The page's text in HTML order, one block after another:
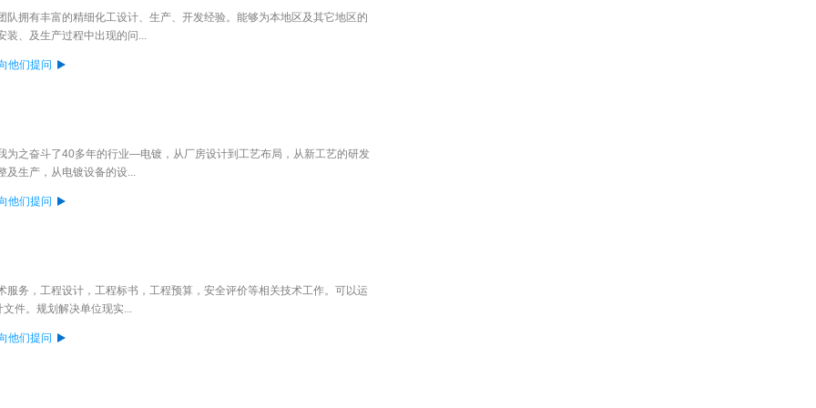
队拥有丰富的精细化工设计、生产、开发经验。能够为本地区及其它地区的
装、及生产过程中出现的问...
他们提问
为之奋斗了40多年的行业—电镀，从厂房设计到工艺布局，从新工艺的研发
及生产，从电镀设备的设...
他们提问
服务，工程设计，工程标书，工程预算，安全评价等相关技术工作。可以运
件。规划解决单位现实...
他们提问